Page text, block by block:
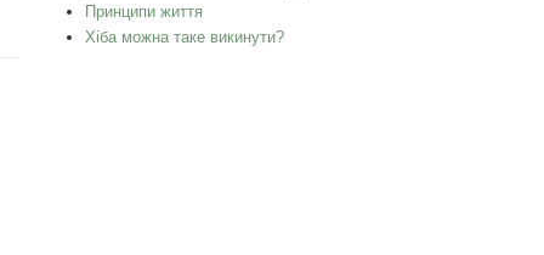
Принципи життя
Хіба можна таке викинути?